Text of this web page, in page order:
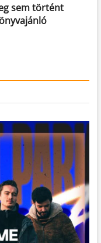
sem történt